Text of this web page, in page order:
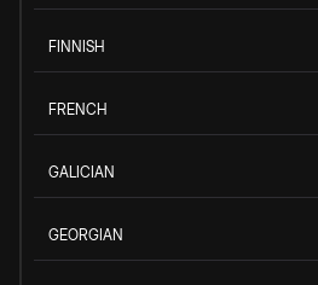
FINNISH
FRENCH
GALICIAN
GEORGIAN